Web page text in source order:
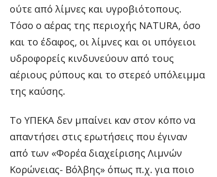
ούτε από λίμνες και υγροβιότοπους.
Τόσο ο αέρας της περιοχής NATURA, όσο
και το έδαφος, οι λίμνες και οι υπόγειοι
υδροφορείς κινδυνεύουν από τους
αέριους ρύπους και το στερεό υπόλειμμα
της καύσης.
Το ΥΠΕΚΑ δεν μπαίνει καν στον κόπο να
απαντήσει στις ερωτήσεις που έγιναν
από των «Φορέα διαχείρισης Λιμνών
Κορώνειας- Βόλβης» όπως π.χ. για ποιο